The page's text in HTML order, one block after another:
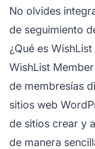
No olvides
de seguimiento
¿Qué es
WishList
de membresías
sitios web
de sitios crear y
de manera